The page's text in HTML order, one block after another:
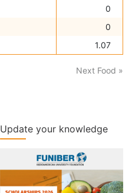
0
0
1.07
Next Food »
Update your knowledge